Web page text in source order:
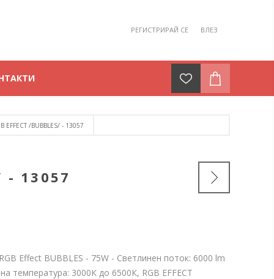
РЕГИСТРИРАЙ СЕ ВЛЕЗ
/BUBBLES/ - 13057
- 13057
Effect BUBBLES - 75W - Светлинен поток: 6000 lm
температура: 3000К до 6500К, RGB EFFECT